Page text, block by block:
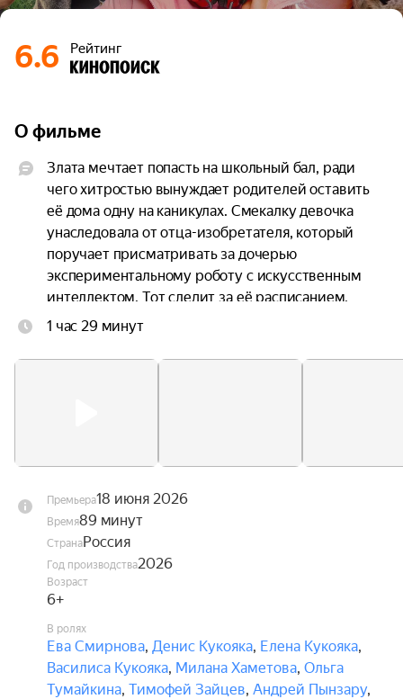
6.6 Рейтинг
О фильме
Злата мечтает попасть на школьный бал, ради
чего хитростью вынуждает родителей оставить
её дома одну на каникулах. Смекалку девочка
унаследовала от отца-изобретателя, который
поручает присматривать за дочерью
экспериментальному роботу с искусственным
интеллектом. Тот следит за её расписанием,
запрещает сладкое и контролирует каждый шаг.
план, как вернуть себе свободу, но ситуация
1 час 29 минут
Премьера18 июня 2026
Время89 минут
СтранаРоссия
Год производства2026
Возраст
6+
В ролях
Ева Смирнова, Денис Кукояка, Елена Кукояка,
Василиса Кукояка, Милана Хаметова, Ольга
Тумайкина, Тимофей Зайцев, Андрей Пынзару,